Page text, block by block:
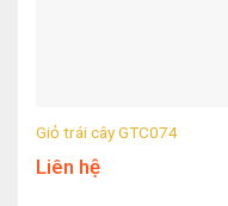
Giỏ trái cây GTC074
Liên hệ